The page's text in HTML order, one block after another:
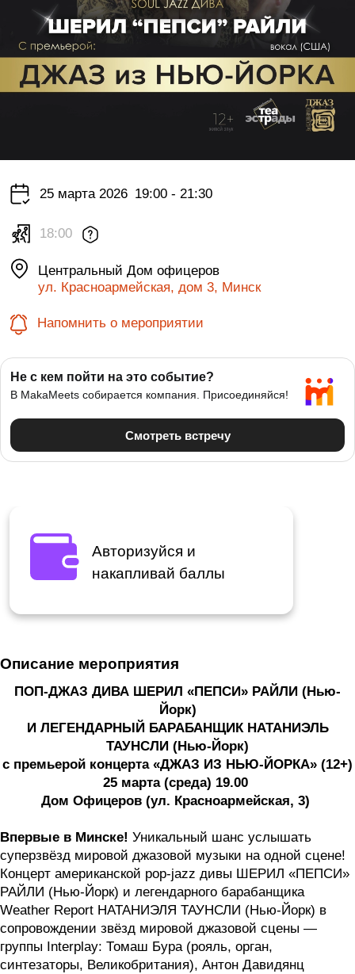
25 марта 2026 19:00 - 21:30
18:00
Центральный Дом офицеров
ул. Красноармейская, дом 3, Минск
Напомнить о мероприятии
Авторизуйся и
накапливай баллы
Описание мероприятия
ПОП-ДЖАЗ ДИВА ШЕРИЛ «ПЕПСИ» РАЙЛИ (Нью-
Йорк)
И ЛЕГЕНДАРНЫЙ БАРАБАНЩИК НАТАНИЭЛЬ
ТАУНСЛИ (Нью-Йорк)
с премьерой концерта «ДЖАЗ ИЗ НЬЮ-ЙОРКА» (12+)
25 марта (среда) 19.00
Дом Офицеров (ул. Красноармейская, 3)
Впервые в Минске! Уникальный шанс услышать
суперзвёзд мировой джазовой музыки на одной сцене!
Концерт американской pop-jazz дивы ШЕРИЛ «ПЕПСИ»
РАЙЛИ (Нью-Йорк) и легендарного барабанщика
Weather Report НАТАНИЭЛЯ ТАУНСЛИ (Нью-Йорк) в
сопровождении звёзд мировой джазовой сцены —
группы Interplay: Томаш Бура (рояль, орган,
синтезаторы, Великобритания), Антон Давидянц